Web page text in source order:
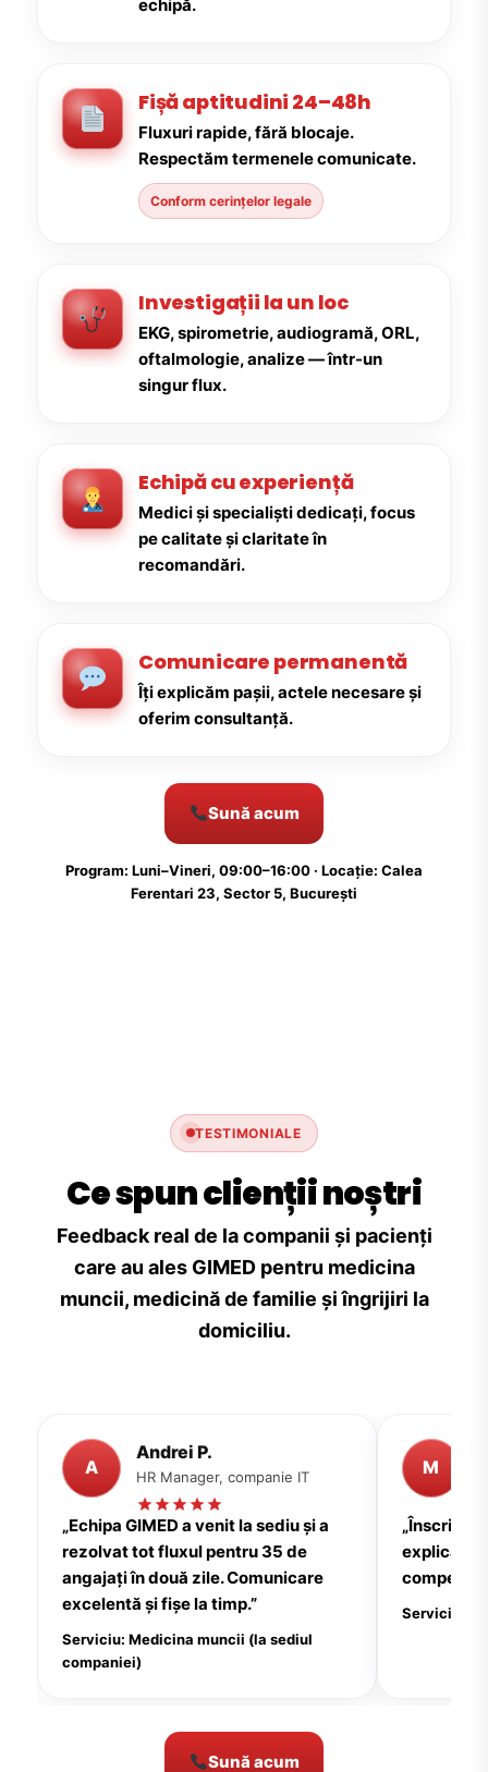
echipă.
Fișă aptitudini 24–48h
Fluxuri rapide, fără blocaje.
Respectăm termenele comunicate.
Conform cerințelor legale
Investigații la un loc
EKG, spirometrie, audiogramă, ORL,
oftalmologie, analize — într-un
singur flux.
Echipă cu experiență
Medici și specialiști dedicați, focus
pe calitate și claritate în
recomandări.
Comunicare permanentă
Îți explicăm pașii, actele necesare și
oferim consultanță.
Sună acum
Program: Luni–Vineri, 09:00–16:00 · Locație: Calea
Ferentari 23, Sector 5, București
TESTIMONIALE
Ce spun clienții noștri
Feedback real de la companii și pacienți
care au ales GIMED pentru medicina
muncii, medicină de familie și îngrijiri la
domiciliu.
A
Andrei P.
HR Manager, companie IT
„Echipa GIMED a venit la sediu și a
rezolvat tot fluxul pentru 35 de
angajați în două zile. Comunicare
excelentă și fișe la timp.”
Serviciu: Medicina muncii (la sediul
companiei)
M
explicații
Serviciu:
Sună acum